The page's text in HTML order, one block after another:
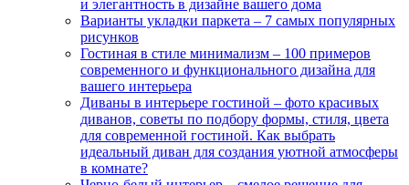
и элегантность в дизайне вашего дома
Варианты укладки паркета – 7 самых популярных
рисунков
Гостиная в стиле минимализм – 100 примеров
современного и функционального дизайна для
вашего интерьера
Диваны в интерьере гостиной – фото красивых
диванов, советы по подбору формы, стиля, цвета
для современной гостиной. Как выбрать
идеальный диван для создания уютной атмосферы
в комнате?